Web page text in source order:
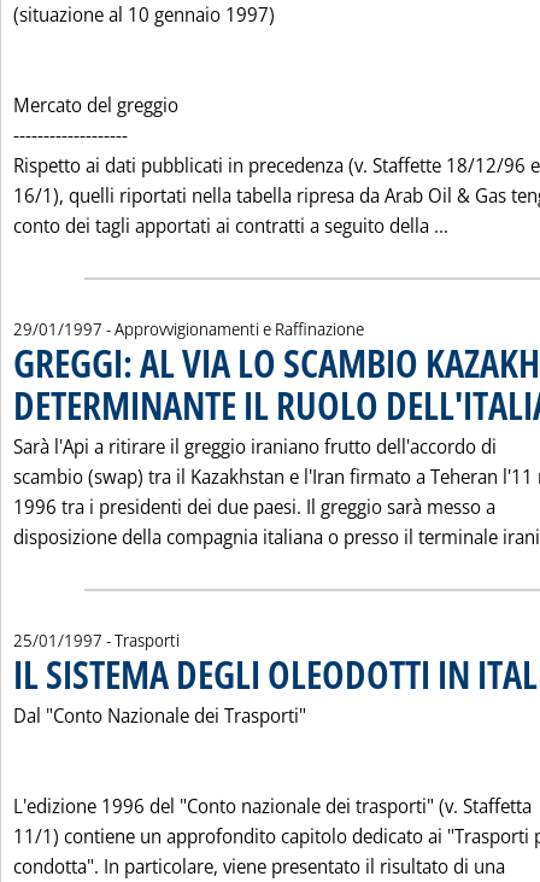
(situazione al 10 gennaio 1997)
Mercato del greggio
-------------------
Rispetto ai dati pubblicati in precedenza (v. Staffette 18/12/96 e
16/1), quelli riportati nella tabella ripresa da Arab Oil & Gas
conto dei tagli apportati ai contratti a seguito della ...
29/01/1997 - Approvvigionamenti e Raffinazione
GREGGI: AL VIA LO SCAMBIO
DETERMINANTE IL RUOLO
Sarà l'Api a ritirare il greggio iraniano frutto dell'accordo di
scambio (swap) tra il Kazakhstan e l'Iran firmato a Teheran l'11
1996 tra i presidenti dei due paesi. Il greggio sarà messo a
disposizione della compagnia italiana o presso il terminale
25/01/1997 - Trasporti
IL SISTEMA DEGLI OLEODOTTI IN
Dal "Conto Nazionale dei Trasporti"
L'edizione 1996 del "Conto nazionale dei trasporti" (v. Staffetta
11/1) contiene un approfondito capitolo dedicato ai "Trasporti
condotta". In particolare, viene presentato il risultato di una